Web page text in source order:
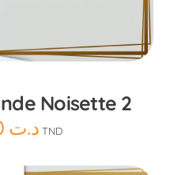
Noisette 2
د.ت 70,000 TND